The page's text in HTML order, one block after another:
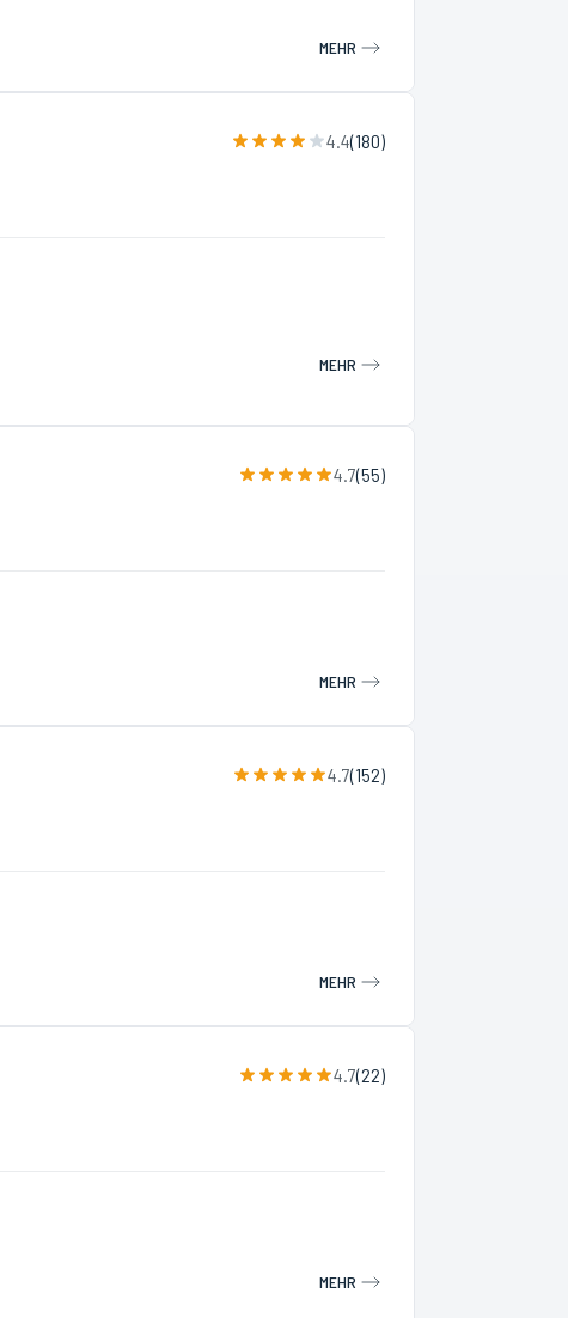
MEHR
4.4(180)
MEHR
4.7(55)
MEHR
4.7(152)
MEHR
4.7(22)
MEHR